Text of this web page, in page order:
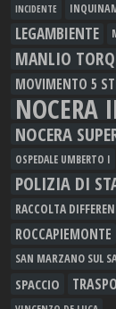
INCIDENTE
LEGAMBIENTE
MANLIO
MOVIMENTO 5
NOCERA
NOCERA
OSPEDALE UMBERTO I
POLIZIA DI
RACCOLTA
ROCCAPIEMONTE
SAN MARZANO SUL
SPACCIO